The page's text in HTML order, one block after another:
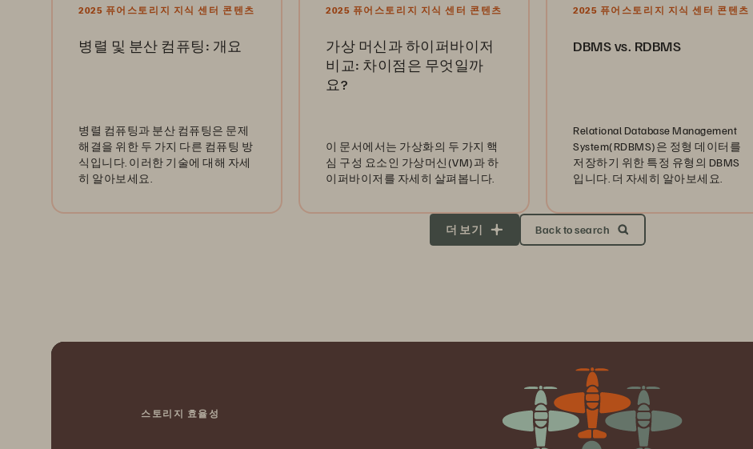
2025 퓨어스토리지 지식 센터 콘텐츠
병렬 및 분산 컴퓨팅: 개요
병렬 컴퓨팅과 분산 컴퓨팅은 문제
해결을 위한 두 가지 다른 컴퓨팅 방
식입니다. 이러한 기술에 대해 자세
히 알아보세요.
2025 퓨어스토리지 지식 센터 콘텐츠
가상 머신과 하이퍼바이저
비교: 차이점은 무엇일까
요?
이 문서에서는 가상화의 두 가지 핵
심 구성 요소인 가상머신(VM)과 하
이퍼바이저를 자세히 살펴봅니다.
2025 퓨어스토리지 지식 센터 콘텐츠
DBMS vs. RDBMS
Relational Database Management
System(RDBMS)은 정형 데이터를
저장하기 위한 특정 유형의 DBMS
입니다. 더 자세히 알아보세요.
더 보기 Back to search
스토리지 효율성